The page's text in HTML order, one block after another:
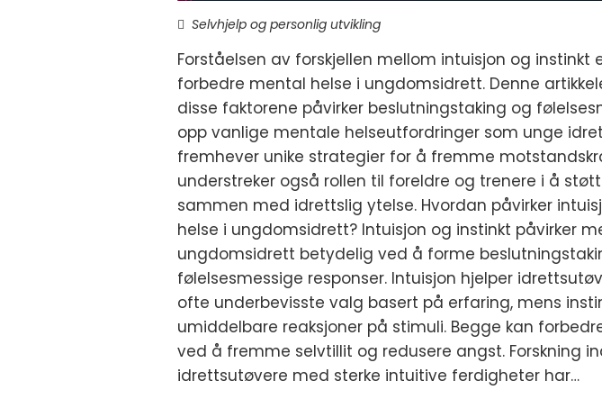
Selvhjelp og personlig utvikling
Forståelsen av forskjellen mellom intuisjon og instinkt
forbedre mental helse i ungdomsidrett. Denne
disse faktorene påvirker beslutningstaking og
opp vanlige mentale helseutfordringer som unge
fremhever unike strategier for å fremme
understreker også rollen til foreldre og trenere i å
sammen med idrettslig ytelse. Hvordan påvirker
helse i ungdomsidrett? Intuisjon og instinkt påvirker
ungdomsidrett betydelig ved å forme
følelsesmessige responser. Intuisjon hjelper
ofte underbevisste valg basert på erfaring, mens
umiddelbare reaksjoner på stimuli. Begge kan
ved å fremme selvtillit og redusere angst. Forskning
idrettsutøvere med sterke intuitive ferdigheter har…